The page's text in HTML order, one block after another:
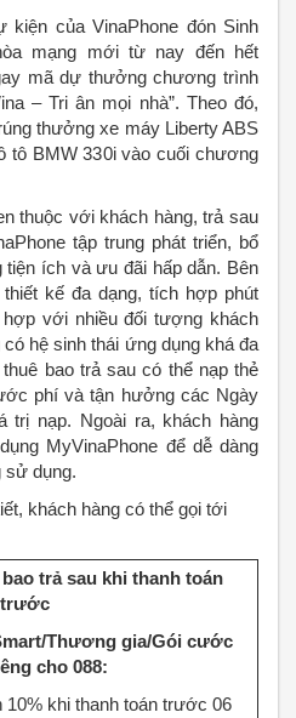
của VinaPhone đón Sinh
mạng mới từ nay đến hết
mã dự thưởng chương trình
– Tri ân mọi nhà”. Theo đó,
thưởng xe máy Liberty ABS
tô BMW 330i vào cuối chương
thuộc với khách hàng, trả sau
tập trung phát triển, bổ
tiện ích và ưu đãi hấp dẫn. Bên
kế đa dạng, tích hợp phút
với nhiều đối tượng khách
hệ sinh thái ứng dụng khá đa
bao trả sau có thể nạp thẻ
phí và tận hưởng các Ngày
trị nạp. Ngoài ra, khách hàng
MyVinaPhone để dễ dàng
sử dụng.
khách hàng có thể gọi tới
trả sau khi thanh toán
trước
Thương gia/Gói cước
cho 088:
khi thanh toán trước 06